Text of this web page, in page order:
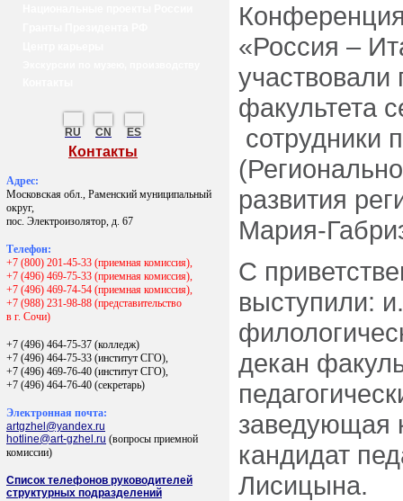
RU CN ES
Контакты
Адрес:
Московская обл., Раменский муниципальный
округ,
пос. Электроизолятор, д. 67
Телефон:
+7 (800) 201-45-33 (приемная комиссия),
+7 (496) 469-75-33 (приемная комиссия),
+7 (496) 469-74-54 (приемная комиссия),
+7 (988) 231-98-88 (представительство
в г. Сочи)
+7 (496) 464-75-37 (колледж)
+7 (496) 464-75-33 (институт СГО),
+7 (496) 469-76-40 (институт СГО),
+7 (496) 464-76-40 (секретарь)
Электронная почта:
artgzhel@yandex.ru
hotline@art-gzhel.ru (вопросы приемной
комиссии)
Список телефонов руководителей
структурных подразделений
«Россия –
участвовали
факультета
сотрудники
развития
Мария-
С
выступили:
декан
заведующая
кандидат
Лисицына.